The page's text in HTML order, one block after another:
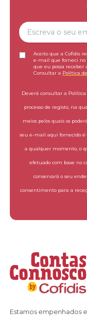
Aceito que a Cofidis
e-mail que forneci no
que eu possa receber
Consultar a Política
Deverá consultar a
processo de registo, na
meios pelos quais os
seu e-mail aqui fornecido é
a qualquer momento, o
efetuado com base no
conservará o seu
consentimento para a
Estamos empenhados